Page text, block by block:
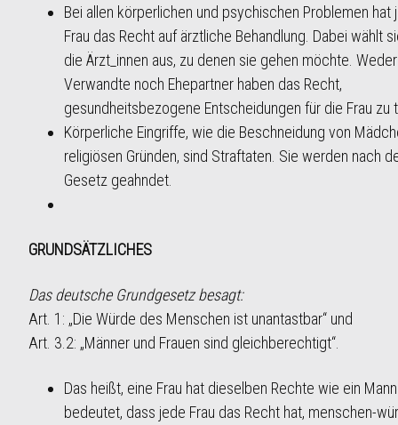
Bei allen körperlichen und psychischen Problemen hat
Frau das Recht auf ärztliche Behandlung. Dabei wählt
die Ärzt_innen aus, zu denen sie gehen möchte. Weder
Verwandte noch Ehepartner haben das Recht,
gesundheitsbezogene Entscheidungen für die Frau zu
Körperliche Eingriffe, wie die Beschneidung von
religiösen Gründen, sind Straftaten. Sie werden nach
Gesetz geahndet.
GRUNDSÄTZLICHES
Das deutsche Grundgesetz besagt:
Art. 1: „Die Würde des Menschen ist unantastbar“ und
Art. 3.2: „Männer und Frauen sind gleichberechtigt“.
Das heißt, eine Frau hat dieselben Rechte wie ein
bedeutet, dass jede Frau das Recht hat, menschen-